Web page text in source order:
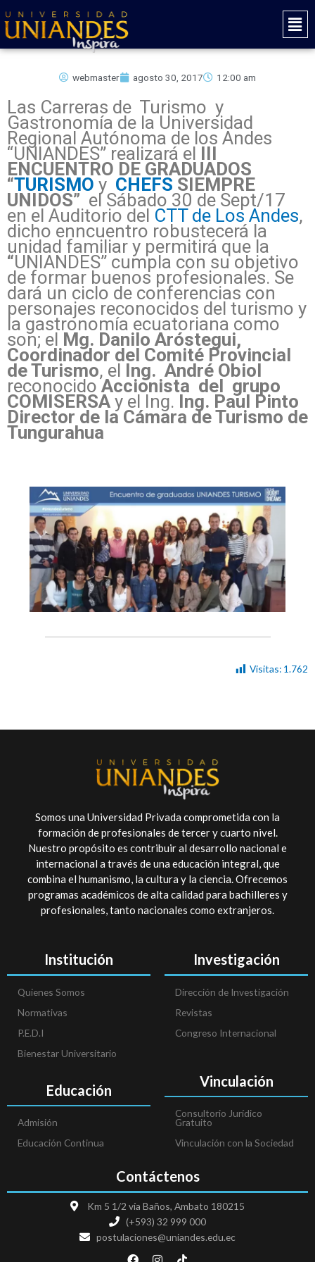
al
contenido
Main
webmaster agosto 30, 2017 12:00 am
Las Carreras de Turismo y
Gastronomía de la Universidad
Regional Autónoma de los Andes
“UNIANDES” realizará el III
ENCUENTRO DE GRADUADOS
“TURISMO y CHEFS SIEMPRE
UNIDOS” el Sábado 30 de Sept/17
en el Auditorio del CTT de Los Andes,
dicho enncuentro robustecerá la
unidad familiar y permitirá que la
“UNIANDES” cumpla con su objetivo
de formar buenos profesionales. Se
dará un ciclo de conferencias con
personajes reconocidos del turismo y
la gastronomía ecuatoriana como
son; el Mg. Danilo Aróstegui,
Coordinador del Comité Provincial
de Turismo, el Ing. André Obiol
reconocidoAccionista del grupo
COMISERSA y el Ing. Ing. Paul Pinto
Director de la Cámara de Turismo de
Tungurahua
Visitas: 1.762
Somos una Universidad Privada comprometida con la
formación de profesionales de tercer y cuarto nivel.
Nuestro propósito es contribuir al desarrollo nacional e
internacional a través de una educación integral, que
combina el humanismo, la cultura y la ciencia. Ofrecemos
programas académicos de alta calidad para bachilleres y
profesionales, tanto nacionales como extranjeros.
Institución
Quienes Somos
Normativas
P.E.D.I
Bienestar Universitario
Educación
Admisión
Educación Continua
Investigación
Dirección de Investigación
Revistas
Congreso Internacional
Vinculación
Consultorio Jurídico
Gratuito
Vinculación con la Sociedad
Contáctenos
Km 5 1/2 vía Baños, Ambato 180215
(+593) 32 999 000
postulaciones@uniandes.edu.ec
F
I
T